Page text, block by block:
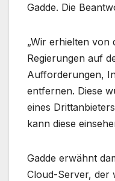
Gadde. Die
„Wir erhielten von
Regierungen auf
Aufforderungen,
entfernen. Diese
eines
kann diese
Gadde erwähnt
Cloud-Server, der